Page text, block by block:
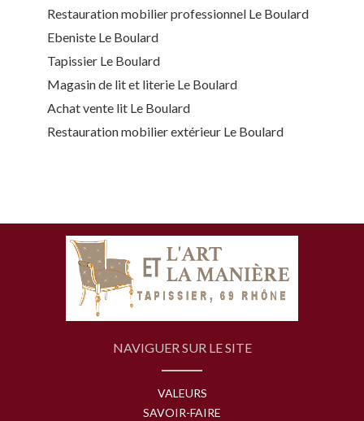
Restauration mobilier professionnel Le Boulard
Ebeniste Le Boulard
Tapissier Le Boulard
Magasin de lit et literie Le Boulard
Achat vente lit Le Boulard
Restauration mobilier extérieur Le Boulard
NAVIGUER SUR LE SITE
VALEURS
SAVOIR-FAIRE